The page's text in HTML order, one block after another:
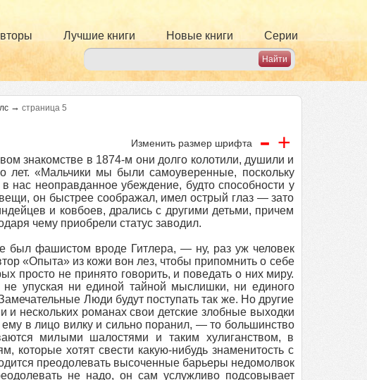
Лучшие книги Новые книги Серии
→ страница 5
Изменить размер шрифта - +
знакомстве в 1874-м они долго колотили, душили и
лет. «Мальчики мы были самоуверенные, поскольку
нас неоправданное убеждение, будто способности у
он быстрее соображал, имел острый глаз — зато
и ковбоев, дрались с другими детьми, причем
чему приобрели статус заводил.
был фашистом вроде Гитлера, — ну, раз уж человек
«Опыта» из кожи вон лез, чтобы припомнить о себе
просто не принято говорить, и поведать о них миру.
упуская ни единой тайной мыслишки, ни единого
Люди будут поступать так же. Но другие
и нескольких романах свои детские злобные выходки
в лицо вилку и сильно поранил, — то большинство
милыми шалостями и таким хулиганством, в
которые хотят свести какую-нибудь знаменитость с
преодолевать высоченные барьеры недомолвок
не надо, он сам услужливо подсовывает